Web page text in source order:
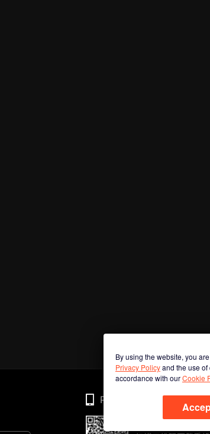
By using the website, you
Privacy Policyand the use of
accordance with ourCookie
Phone